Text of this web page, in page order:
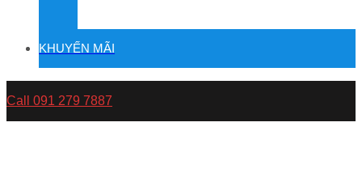
KHUYẾN MÃI
Call 091 279 7887